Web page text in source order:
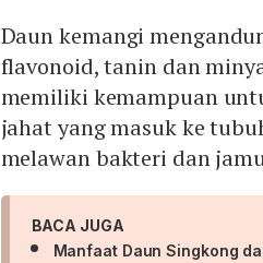
Daun kemangi
flavonoid, tanin dan
memiliki kemampuan
jahat yang masuk ke
melawan bakteri dan
BACA JUGA
Manfaat Daun Singkong